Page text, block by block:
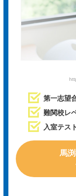
第一志望
難関校レ
入室テス
馬